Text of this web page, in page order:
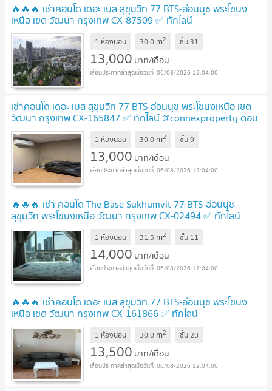
🔥🔥🔥 เช่าคอนโด เดอะ เบส สุขุมวิท 77 BTS-อ่อนนุช พระโขนง
เหนือ เขต วัฒนา กรุงเทพ CX-87509 ✅ ทักไลน์
@connexproperty ตอบทันที ทีมงานมืออาชีพ ✅ 🔥🔥🔥
1 ห้องนอน 30.0 m2 ชั้น 31
13,000 บาท/เดือน
06/08/2026 12:04:00
เช่าคอนโด เดอะ เบส สุขุมวิท 77 BTS-อ่อนนุช พระโขนงเหนือ เขต
วัฒนา กรุงเทพ CX-165847 ✅ ทักไลน์ @connexproperty ตอบ
ทันที ทีมงานมืออาชีพ ✅
1 ห้องนอน 30.0 m2 ชั้น9
13,000 บาท/เดือน
06/08/2026 12:04:00
🔥🔥🔥 เช่า คอนโด The Base Sukhumvit 77 BTS-อ่อนนุช
สุขุมวิท พระโขนงเหนือ วัฒนา กรุงเทพ CX-02494 ✅ ทักไลน์
@connexproperty ตอบทันที ทีมงานมืออาชีพ ✅ 🔥🔥🔥
1 ห้องนอน 31.5 m2 ชั้น 11
14,000 บาท/เดือน
06/08/2026 12:04:00
🔥🔥🔥 เช่าคอนโด เดอะ เบส สุขุมวิท 77 BTS-อ่อนนุช พระโขนง
เหนือ เขต วัฒนา กรุงเทพ CX-161866 ✅ ทักไลน์
@connexproperty ตอบทันที ทีมงานมืออาชีพ ✅ 🔥🔥🔥
1 ห้องนอน 30.0 m2 ชั้น28
13,500 บาท/เดือน
06/08/2026 12:04:00